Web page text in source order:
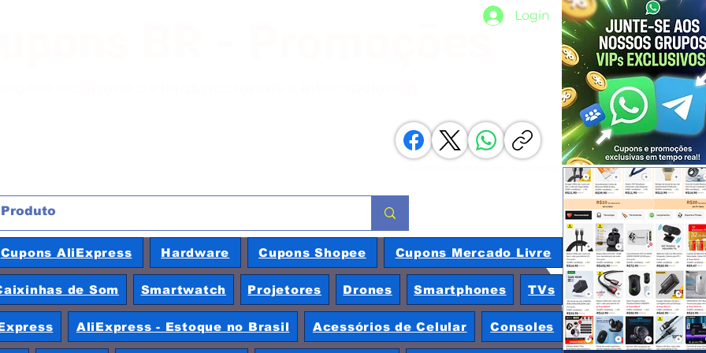
Login
BR - Promoções
Compartilhe com os amigos
Cupons AliExpress Hardware Cupons Shopee Cupons Mercado Livre
de Som Smartwatch Projetores Drones Smartphones TVs
AliExpress - Estoque no Brasil Acessórios de Celular Consoles